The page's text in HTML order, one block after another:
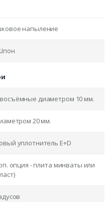
напыление
диаметром 10 мм.
20 мм.
уплотнитель E+D
опция - плита минваты или